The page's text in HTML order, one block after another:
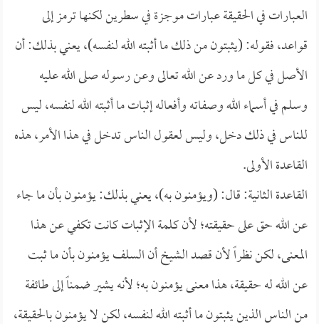
العبارات في الحقيقة عبارات موجزة في سطرين لكنها ترمز إلى
قواعد، فقوله: (يثبتون من ذلك ما أثبته الله لنفسه)، يعني بذلك: أن
الأصل في كل ما ورد عن الله تعالى وعن رسوله صلى الله عليه
وسلم في أسماء الله وصفاته وأفعاله إثبات ما أثبته الله لنفسه، ليس
للناس في ذلك دخل، وليس لعقول الناس تدخل في هذا الأمر، هذه
القاعدة الأولى.
القاعدة الثانية: قال: (ويؤمنون به)، يعني بذلك: يؤمنون بأن ما جاء
عن الله حق على حقيقته؛ لأن كلمة الإثبات كانت تكفي عن هذا
المعنى، لكن نظراً لأن قصد الشيخ أن السلف يؤمنون بأن ما ثبت
عن الله له حقيقة، هذا معنى يؤمنون به؛ لأنه يشير ضمناً إلى طائفة
من الناس الذين يثبتون ما أثبته الله لنفسه، لكن لا يؤمنون بالحقيقة،